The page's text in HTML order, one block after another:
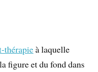
thérapieà laquelle
figure et du fond dans